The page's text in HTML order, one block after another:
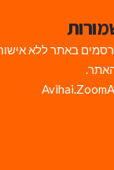
באתר ללא